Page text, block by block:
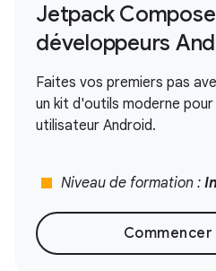
Jetpack
développeurs
Faites vos premiers pas
un kit d'outils moderne
utilisateur Android.
stop Niveau de formation :